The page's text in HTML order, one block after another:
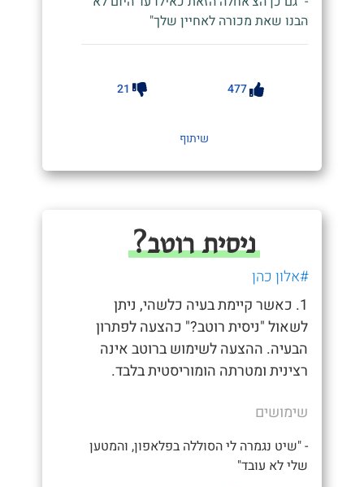
הבנו שאת מכורה לאחיין שלך"
477
21
שיתוף
ניסית רוטב?
#אלון כהן
1. כאשר קיימת בעיה כלשהי, ניתן
לשאול "ניסית רוטב?" כהצעה לפתרון
הבעיה. ההצעה לשימוש ברוטב אינה
רצינית ומטרתה הומוריסטית בלבד.
שימושים
- "שיט נגמרה לי הסוללה בפלאפון, והמטען
שלי לא עובד"